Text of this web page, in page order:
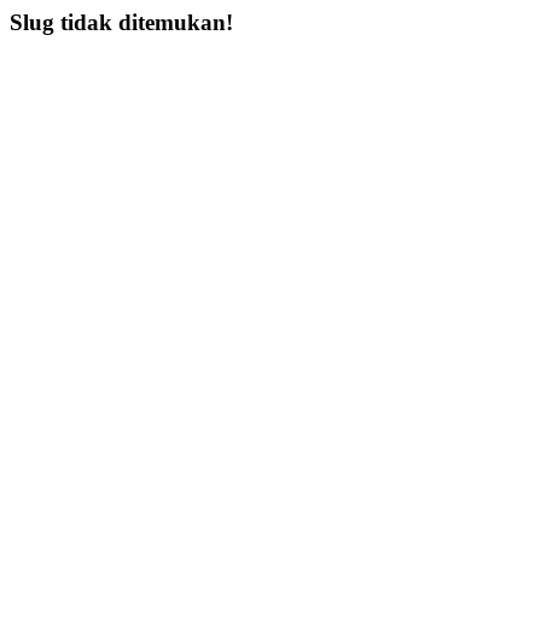
Slug tidak ditemukan!